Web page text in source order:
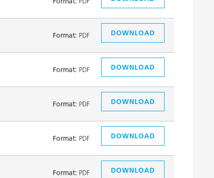
Format: PDF DOWNLOAD
Format: PDF DOWNLOAD
Format: PDF DOWNLOAD
Format: PDF DOWNLOAD
Format: PDF DOWNLOAD